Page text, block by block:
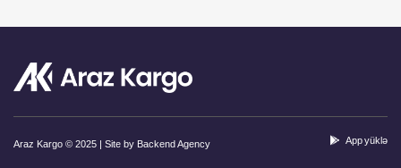
Araz Kargo © 2025 | Site by Backend Agency App yüklə